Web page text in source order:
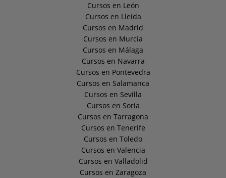
Cursos en León
Cursos en Lleida
Cursos en Madrid
Cursos en Murcia
Cursos en Málaga
Cursos en Navarra
Cursos en Pontevedra
Cursos en Salamanca
Cursos en Sevilla
Cursos en Soria
Cursos en Tarragona
Cursos en Tenerife
Cursos en Toledo
Cursos en Valencia
Cursos en Valladolid
Cursos en Zaragoza